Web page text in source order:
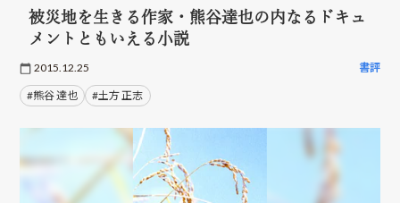
被災地を生きる作家・熊谷達也の内なるドキュ
メントともいえる小説
2015.12.25 書評
#熊谷 達也 #土方 正志